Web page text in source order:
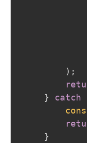
) ;
}
catch
}